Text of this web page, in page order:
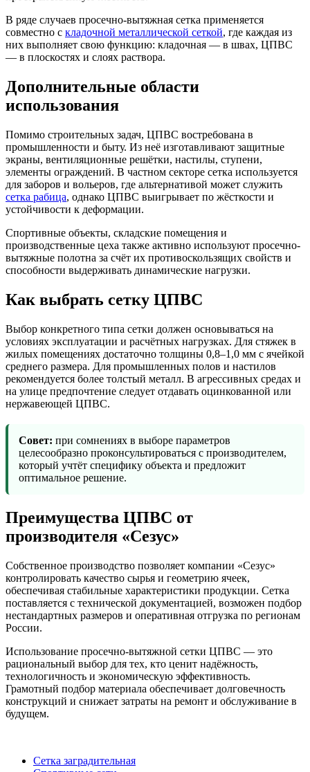
В ряде случаев просечно-вытяжная сетка применяется
совместно с кладочной металлической сеткой, где каждая из
них выполняет свою функцию: кладочная — в швах, ЦПВС
— в плоскостях и слоях раствора.
Дополнительные области
использования
Помимо строительных задач, ЦПВС востребована в
промышленности и быту. Из неё изготавливают защитные
экраны, вентиляционные решётки, настилы, ступени,
элементы ограждений. В частном секторе сетка используется
для заборов и вольеров, где альтернативой может служить
сетка рабица, однако ЦПВС выигрывает по жёсткости и
устойчивости к деформации.
Спортивные объекты, складские помещения и
производственные цеха также активно используют просечно-
вытяжные полотна за счёт их противоскользящих свойств и
способности выдерживать динамические нагрузки.
Как выбрать сетку ЦПВС
Выбор конкретного типа сетки должен основываться на
условиях эксплуатации и расчётных нагрузках. Для стяжек в
жилых помещениях достаточно толщины 0,8–1,0 мм с ячейкой
среднего размера. Для промышленных полов и настилов
рекомендуется более толстый металл. В агрессивных средах и
на улице предпочтение следует отдавать оцинкованной или
нержавеющей ЦПВС.
Совет: при сомнениях в выборе параметров
целесообразно проконсультироваться с производителем,
который учтёт специфику объекта и предложит
оптимальное решение.
Преимущества ЦПВС от
производителя «Сезус»
Собственное производство позволяет компании «Сезус»
контролировать качество сырья и геометрию ячеек,
обеспечивая стабильные характеристики продукции. Сетка
поставляется с технической документацией, возможен подбор
нестандартных размеров и оперативная отгрузка по регионам
России.
Использование просечно-вытяжной сетки ЦПВС — это
рациональный выбор для тех, кто ценит надёжность,
технологичность и экономическую эффективность.
Грамотный подбор материала обеспечивает долговечность
конструкций и снижает затраты на ремонт и обслуживание в
будущем.
Сетка заградительная